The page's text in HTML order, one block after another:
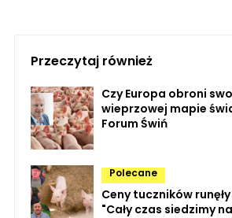
Przeczytaj również
Czy Europa obroni
wieprzowej mapie
Forum Świń
Polecane
Ceny tuczników runęły
"Cały czas siedzimy